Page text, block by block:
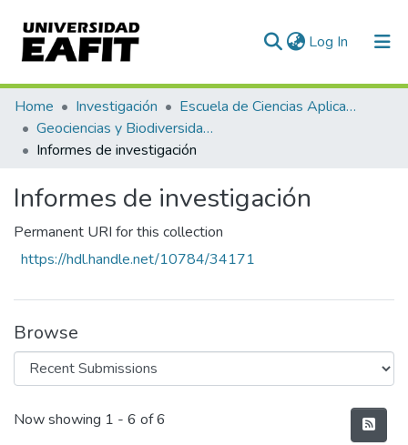
Log In (current)
Communities & Collections
All of DSpace
Home Investigación
Escuela de Ciencias Aplicadas e Ingeniería
Geociencias y Biodiversidad (GEBI)
Informes de investigación
Informes de investigación
Permanent URI for this collection
https://hdl.handle.net/10784/34171
Browse
Recent Submissions
Now showing 1 - 6 of 6